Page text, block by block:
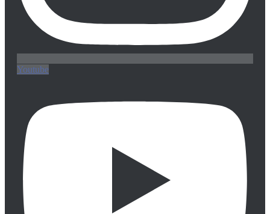
Youtube